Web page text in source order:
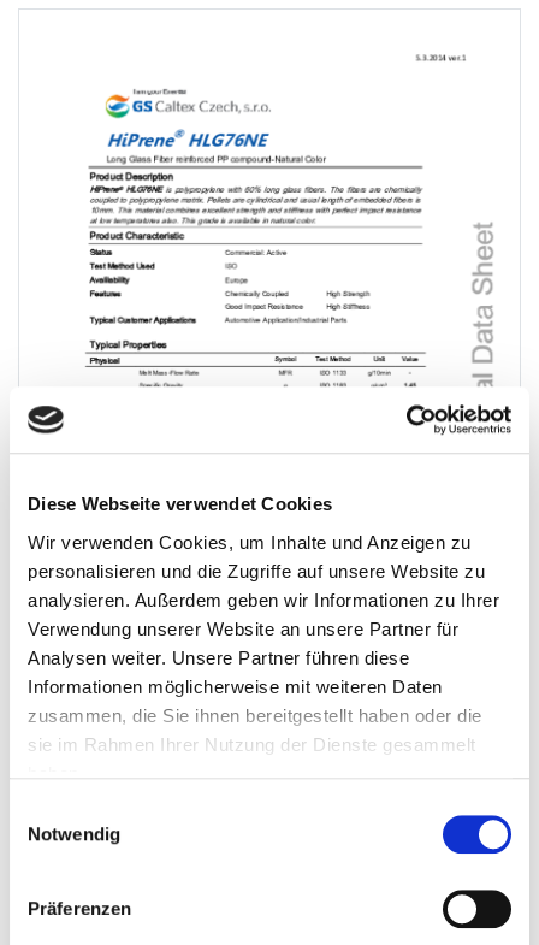
Diese Webseite verwendet Cookies
Wir verwenden Cookies, um Inhalte und Anzeigen zu
personalisieren und die Zugriffe auf unsere Website zu
analysieren. Außerdem geben wir Informationen zu Ihrer
Verwendung unserer Website an unsere Partner für
Analysen weiter. Unsere Partner führen diese
Informationen möglicherweise mit weiteren Daten
zusammen, die Sie ihnen bereitgestellt haben oder die
sie im Rahmen Ihrer Nutzung der Dienste gesammelt
Notwendig
Präferenzen
Download